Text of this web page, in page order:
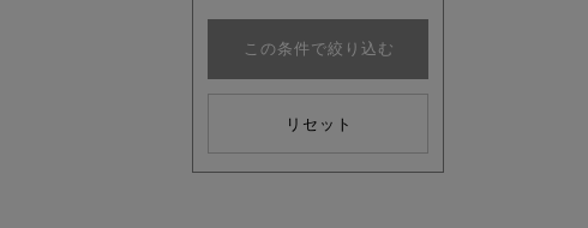
この条件で絞り込む
リセット